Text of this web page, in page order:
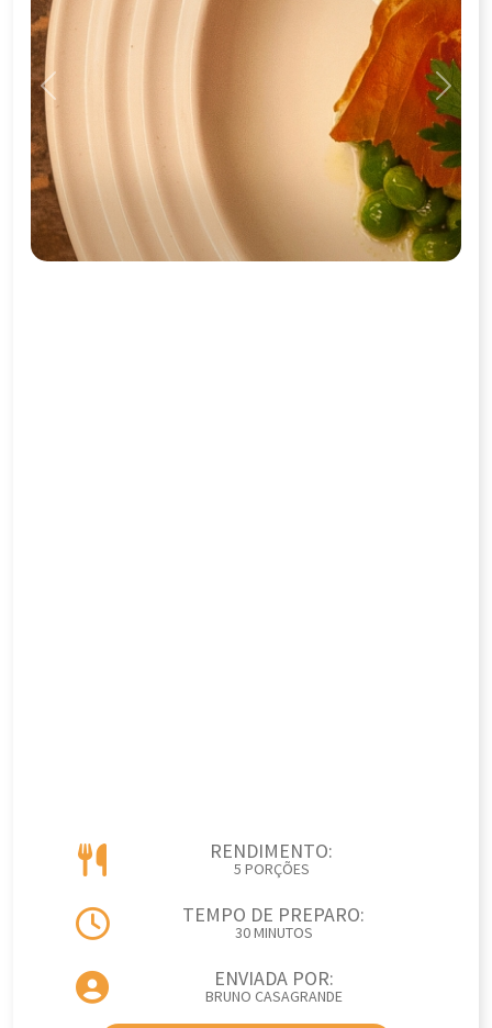
Previous Next
RENDIMENTO:
5 PORÇÕES
TEMPO DE PREPARO:
30 MINUTOS
ENVIADA POR:
BRUNO CASAGRANDE